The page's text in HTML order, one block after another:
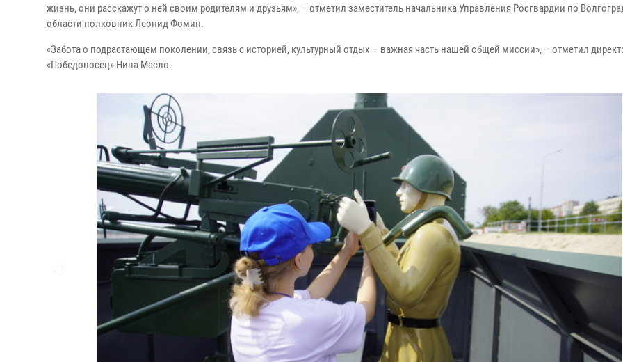
жизнь, они расскажут о ней своим родителям и друзьям», – отметил заместитель начальника Управления Росгвардии по
области полковник Леонид Фомин.
«Забота о подрастающем поколении, связь с историей, культурный отдых – важная часть нашей общей миссии», – отметил
«Победоносец» Нина Масло.